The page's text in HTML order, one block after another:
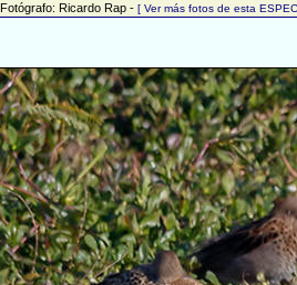
Fotógrafo: Ricardo Rap - [ Ver más fotos de esta